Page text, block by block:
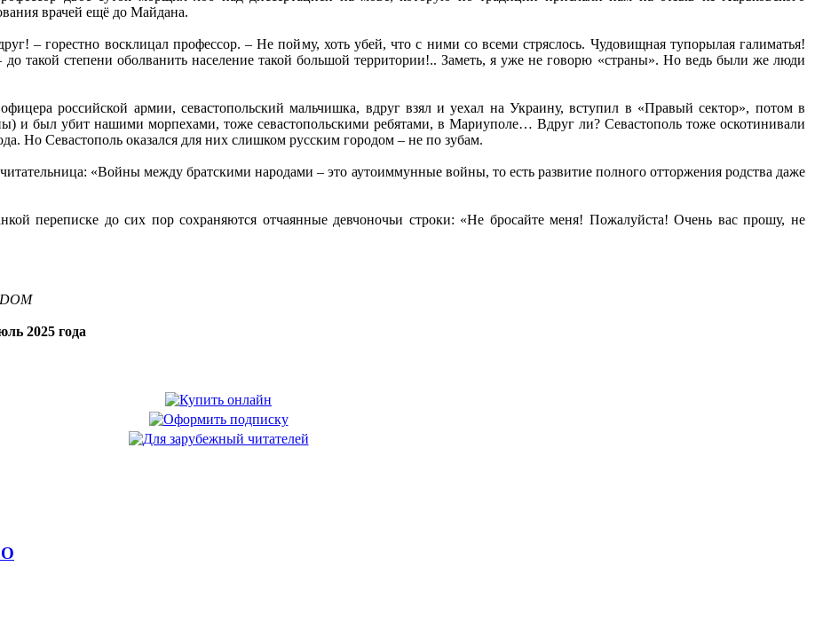
врачей ещё до Майдана.
– горестно восклицал профессор. – Не пойму, хоть убей, что с ними со всеми стряслось. Чудовищная тупорылая галиматья!
до такой степени оболванить население такой большой территории!.. Заметь, я уже не говорю «страны». Но ведь были же люди
российской армии, севастопольский мальчишка, вдруг взял и уехал на Украину, вступил в «Правый сектор», потом в
и был убит нашими морпехами, тоже севастопольскими ребятами, в Мариуполе… Вдруг ли? Севастополь тоже оскотинивали
Но Севастополь оказался для них слишком русским городом – не по зубам.
«Войны между братскими народами – это аутоиммунные войны, то есть развитие полного отторжения родства даже
переписке до сих пор сохраняются отчаянные девчоночьи строки: «Не бросайте меня! Пожалуйста! Очень вас прошу, не
2025 года